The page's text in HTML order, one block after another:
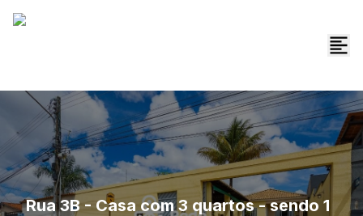
Rua 3B - Casa com 3 quartos - sendo 1